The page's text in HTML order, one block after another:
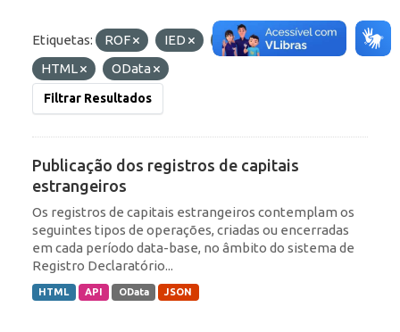
Etiquetas: ROF IED RDE
Formatos:
HTML
OData
Filtrar Resultados
Publicação dos registros de capitais
estrangeiros
Os registros de capitais estrangeiros contemplam os
seguintes tipos de operações, criadas ou encerradas
em cada período data-base, no âmbito do sistema de
Registro Declaratório...
HTML API OData JSON